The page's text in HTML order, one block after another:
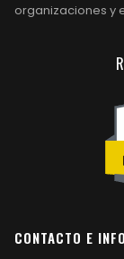
organizaciones y
CONTACTO E